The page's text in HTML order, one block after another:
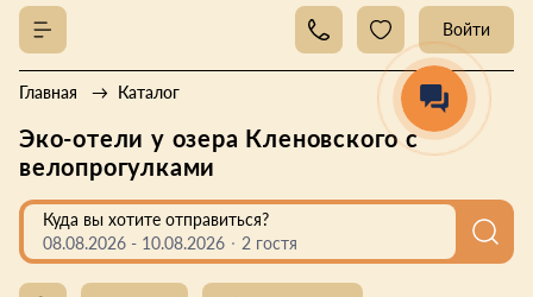
Войти
Главная Каталог
Эко-отели у озера Кленовского с
велопрогулками
Куда вы хотите отправиться?
08.08.2026 - 10.08.2026 2 гостя